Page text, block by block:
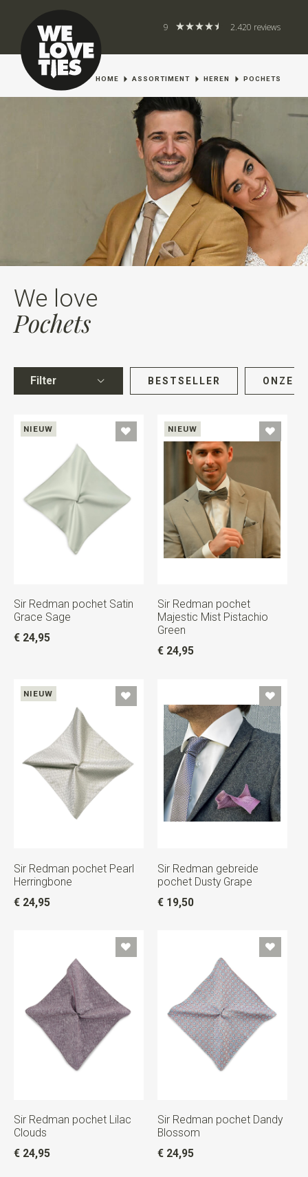
9 2.420 reviews
HOME ASSORTIMENT HEREN POCHETS
We love
Pochets
Filter BESTSELLER ONZE
NIEUW
Sir Redman pochet Satin
Grace Sage
€ 24,95
NIEUW
Sir Redman pochet
Majestic Mist Pistachio
Green
€ 24,95
NIEUW
Sir Redman pochet Pearl
Herringbone
€ 24,95
Sir Redman gebreide
pochet Dusty Grape
€ 19,50
Sir Redman pochet Lilac
Clouds
€ 24,95
Sir Redman pochet Dandy
Blossom
€ 24,95